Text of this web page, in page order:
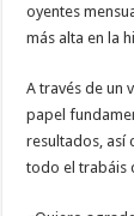
oyentes
más alta en la
A través de un
papel
resultados, así
todo el trabáis